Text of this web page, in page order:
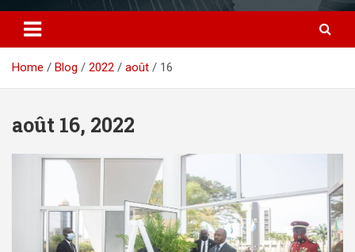
Home Blog 2022 août 16
août 16, 2022